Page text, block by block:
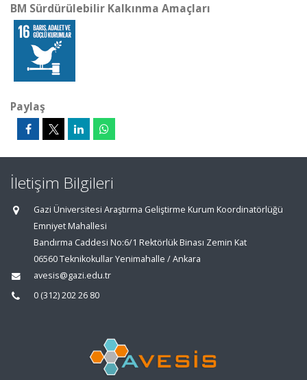
BM Sürdürülebilir Kalkınma Amaçları
Paylaş
İletişim Bilgileri
Gazi Üniversitesi Araştırma Geliştirme Kurum Koordinatörlüğü
Emniyet Mahallesi
Bandırma Caddesi No:6/1 Rektörlük Binası Zemin Kat
06560 Teknikokullar Yenimahalle / Ankara
avesis@gazi.edu.tr
0 (312) 202 26 80